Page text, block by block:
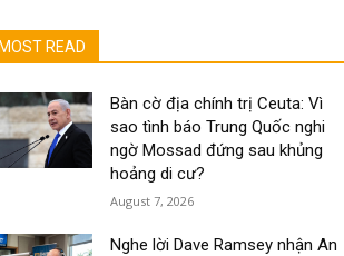
MOST READ
Bàn cờ địa chính trị Ceuta: Vì
sao tình báo Trung Quốc nghi
ngờ Mossad đứng sau khủng
hoảng di cư?
August 7, 2026
Nghe lời Dave Ramsey nhận An